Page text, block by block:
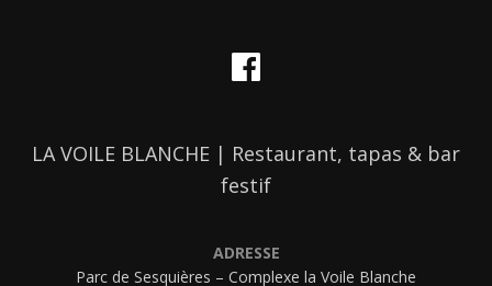
LA VOILE BLANCHE | Restaurant, tapas & bar
festif
ADRESSE
Parc de Sesquières – Complexe la Voile Blanche